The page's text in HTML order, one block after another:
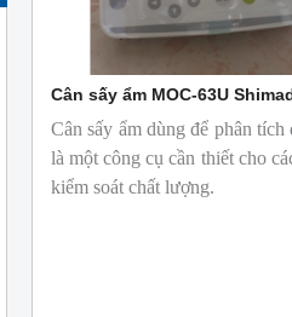
Cân sấy ẩm MOC-63U
Cân sấy ẩm dùng để phân tích
là một công cụ cần thiết cho
kiểm soát chất lượng.